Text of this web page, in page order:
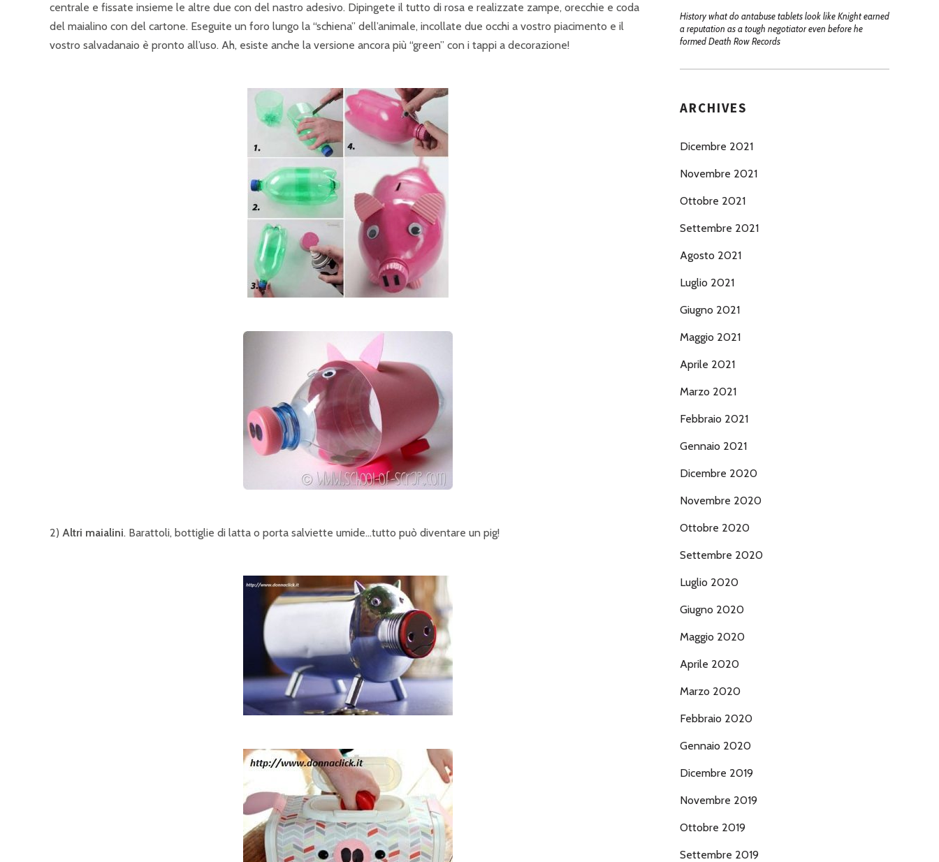
centrale e fissate insieme le altre due con del nastro adesivo. Dipingete il tutto di rosa e realizzate zampe, orecchie e coda
del maialino con del cartone. Eseguite un foro lungo la “schiena” dell’animale, incollate due occhi a vostro piacimento e il
vostro salvadanaio è pronto all’uso. Ah, esiste anche la versione ancora più “green” con i tappi a decorazione!
2) Altri maialini. Barattoli, bottiglie di latta o porta salviette umide…tutto può diventare un pig!
History what do antabuse tablets look like Knight earned
a reputation as a tough negotiator even before he
formed Death Row Records
ARCHIVES
Dicembre 2021
Novembre 2021
Ottobre 2021
Settembre 2021
Agosto 2021
Luglio 2021
Giugno 2021
Maggio 2021
Aprile 2021
Marzo 2021
Febbraio 2021
Gennaio 2021
Dicembre 2020
Novembre 2020
Ottobre 2020
Settembre 2020
Luglio 2020
Giugno 2020
Maggio 2020
Aprile 2020
Marzo 2020
Febbraio 2020
Gennaio 2020
Dicembre 2019
Novembre 2019
Ottobre 2019
Settembre 2019